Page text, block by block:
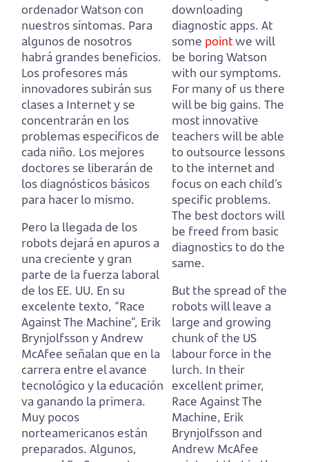
ordenador Watson con
nuestros síntomas. Para
algunos de nosotros
habrá grandes beneficios.
Los profesores más
innovadores subirán sus
clases a Internet y se
concentrarán en los
problemas específicos de
cada niño. Los mejores
doctores se liberarán de
los diagnósticos básicos
para hacer lo mismo.
Pero la llegada de los
robots dejará en apuros a
una creciente y gran
parte de la fuerza laboral
de los EE. UU. En su
excelente texto, “Race
Against The Machine”, Erik
Brynjolfsson y Andrew
McAfee señalan que en la
carrera entre el avance
tecnológico y la educación
va ganando la primera.
Muy pocos
norteamericanos están
preparados. Algunos,
downloading
diagnostic apps. At
some pointwe will
be boring Watson
with our symptoms.
For many of us there
will be big gains. The
most innovative
teachers will be able
to outsource lessons
to the internet and
focus on each child’s
specific problems.
The best doctors will
be freed from basic
diagnostics to do the
same.
But the spread of the
robots will leave a
large and growing
chunk of the US
labour force in the
lurch. In their
excellent primer,
Race Against The
Machine, Erik
Brynjolfsson and
Andrew McAfee